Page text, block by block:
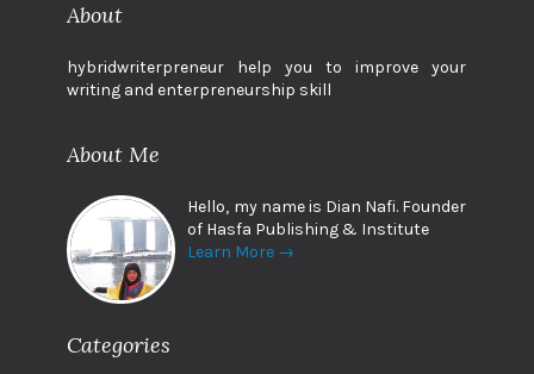
About
hybridwriterpreneur help you to improve your
writing and enterpreneurship skill
About Me
Hello, my name is Dian Nafi. Founder
of Hasfa Publishing & Institute
Learn More →
Categories